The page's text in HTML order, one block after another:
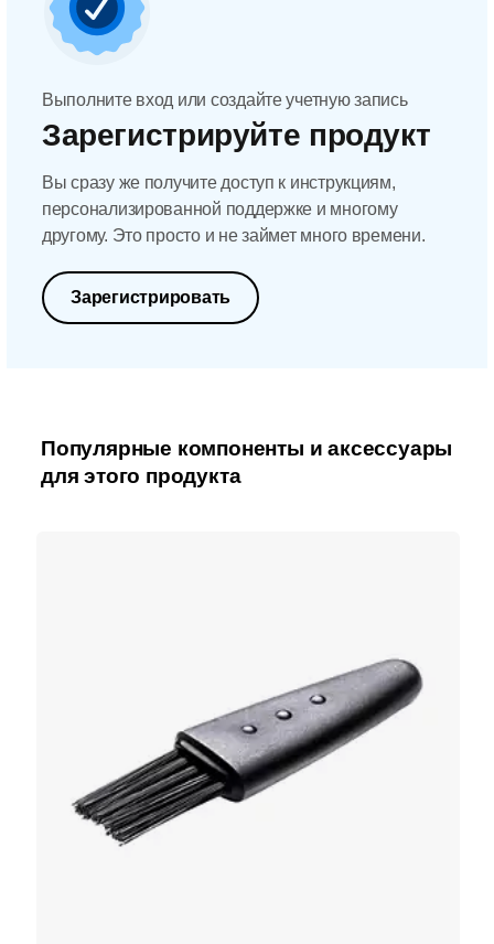
Выполните вход или создайте учетную запись
Зарегистрируйте продукт
Вы сразу же получите доступ к инструкциям,
персонализированной поддержке и многому
другому. Это просто и не займет много времени.
Зарегистрировать
Популярные компоненты и аксессуары
для этого продукта